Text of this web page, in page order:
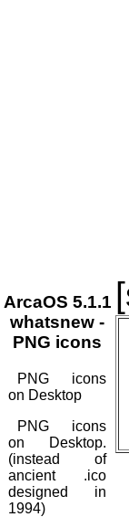
ArcaOS 5.1.1
whatsnew -
PNG icons
PNG icons
on Desktop
PNG icons
on Desktop.
(instead of
ancient .ico
designed in
1994)